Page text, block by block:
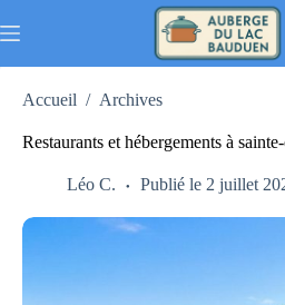
au
Accueil / Archives
Restaurants et hébergements à
Léo C. Publié le 2 juillet